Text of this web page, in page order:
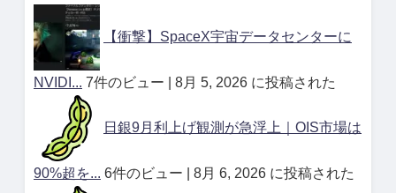
【衝撃】SpaceX宇宙データセンターに
NVIDI... 7件のビュー 8月 5, 2026 に投稿された
日銀9月利上げ観測が急浮上｜OIS市場は
90%超を... 6件のビュー 8月 6, 2026 に投稿された